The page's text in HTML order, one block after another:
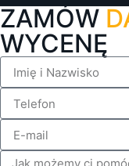
ZAMÓW
WYCENĘ